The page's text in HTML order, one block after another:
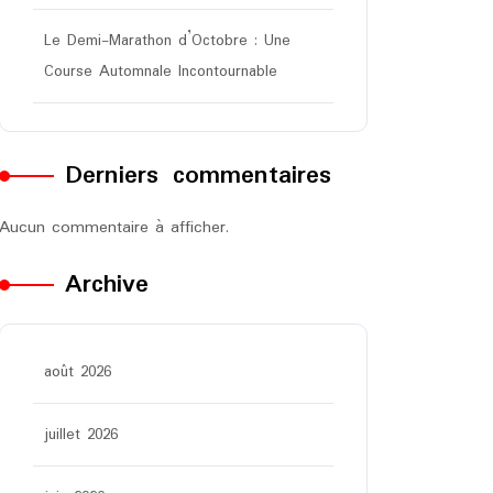
Le Demi-Marathon d’Octobre : Une
Course Automnale Incontournable
Derniers commentaires
Aucun commentaire à afficher.
Archive
août 2026
juillet 2026